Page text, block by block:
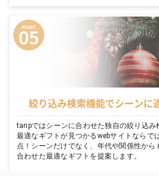
絞り込み検索機能でシーンに
tanpではシーンに合わせた独自の絞り込み
最適なギフトが見つかるwebサイトならで
点！シーンだけでなく、年代や関係性から
合わせた最適なギフトを提案します。